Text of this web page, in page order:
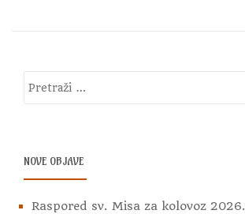
NOVE OBJAVE
Raspored sv. Misa za kolovoz 2026.